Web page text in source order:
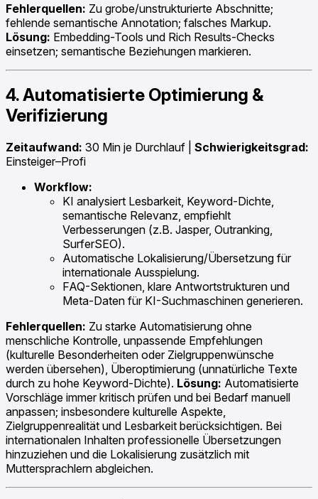
Fehlerquellen: Zu grobe/unstrukturierte Abschnitte;
fehlende semantische Annotation; falsches Markup.
Lösung: Embedding-Tools und Rich Results-Checks
einsetzen; semantische Beziehungen markieren.
4. Automatisierte Optimierung &
Verifizierung
Zeitaufwand: 30 Min je Durchlauf | Schwierigkeitsgrad:
Einsteiger–Profi
Workflow:
KI analysiert Lesbarkeit, Keyword-Dichte,
semantische Relevanz, empfiehlt
Verbesserungen (z.B. Jasper, Outranking,
SurferSEO).
Automatische Lokalisierung/Übersetzung für
internationale Ausspielung.
FAQ-Sektionen, klare Antwortstrukturen und
Meta-Daten für KI-Suchmaschinen generieren.
Fehlerquellen: Zu starke Automatisierung ohne
menschliche Kontrolle, unpassende Empfehlungen
(kulturelle Besonderheiten oder Zielgruppenwünsche
werden übersehen), Überoptimierung (unnatürliche Texte
durch zu hohe Keyword-Dichte). Lösung: Automatisierte
Vorschläge immer kritisch prüfen und bei Bedarf manuell
anpassen; insbesondere kulturelle Aspekte,
Zielgruppenrealität und Lesbarkeit berücksichtigen. Bei
internationalen Inhalten professionelle Übersetzungen
hinzuziehen und die Lokalisierung zusätzlich mit
Muttersprachlern abgleichen.